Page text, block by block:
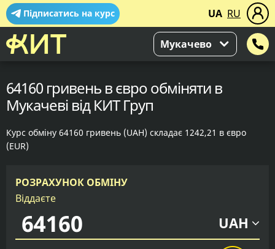
Підписатись на курс UA RU
Мукачево
64160 гривень в євро обміняти в
Мукачеві від КИТ Груп
Курс обміну 64160 гривень (UAH) складає 1242,21 в євро
(EUR)
РОЗРАХУНОК ОБМІНУ
Віддаєте
UAH